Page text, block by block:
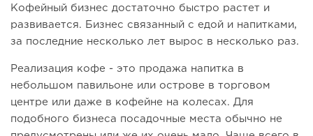
Кофейный бизнес достаточно быстро растет и
развивается. Бизнес связанный с едой и напитками,
за последние несколько лет вырос в несколько раз.
Реализация кофе - это продажа напитка в
небольшом павильоне или острове в торговом
центре или даже в кофейне на колесах. Для
подобного бизнеса посадочные места обычно не